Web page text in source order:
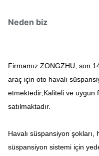
Neden biz
Firmamız ZONGZHU, son
araç için oto havalı
etmektedir;Kaliteli ve uygun
satılmaktadır.
Havalı süspansiyon şokları,
süspansiyon sistemi için